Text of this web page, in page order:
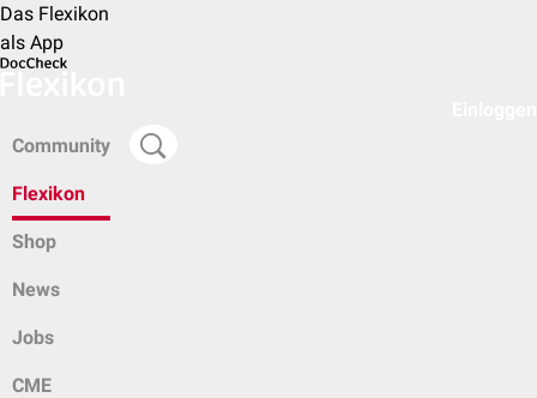
Das Flexikon
als App
Community
Flexikon
Shop
News
Jobs
CME